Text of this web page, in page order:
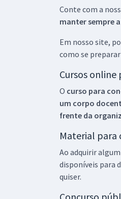
Conte com a
manter sempre
Em nosso site,
como se
Cursos online
O curso para
um corpo
frente da
Material para
Ao adquirir
disponíveis para
quiser.